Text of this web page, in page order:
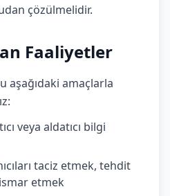
çözülmelidir.
Faaliyetler
aşağıdaki amaçlarla
veya aldatıcı bilgi
taciz etmek, tehdit
etmek